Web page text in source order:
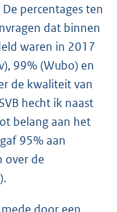
percentages ten
dat binnen
waren in 2017
99% (Wubo) en
de kwaliteit van
hecht ik naast
belang aan het
95% aan
over de